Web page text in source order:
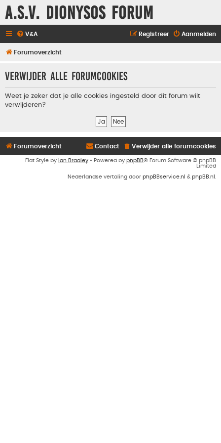
A.S.V. Dionysos Forum
V&A Aanmelden
Registreer
Forumoverzicht
Verwijder alle forumcookies
Weet je zeker dat je alle cookies ingesteld door dit forum wilt
verwijderen?
Forumoverzicht Verwijder alle forumcookies
Contact
Flat Style by Ian Bradley • Powered by phpBB® Forum Software © phpBB
Limited
Nederlandse vertaling door phpBBservice.nl & phpBB.nl